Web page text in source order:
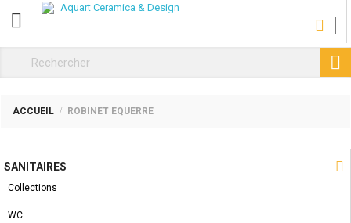
CATÉGORIE

SANITAIRES 
Collections
WC
ACCUEIL ROBINET EQUERRE